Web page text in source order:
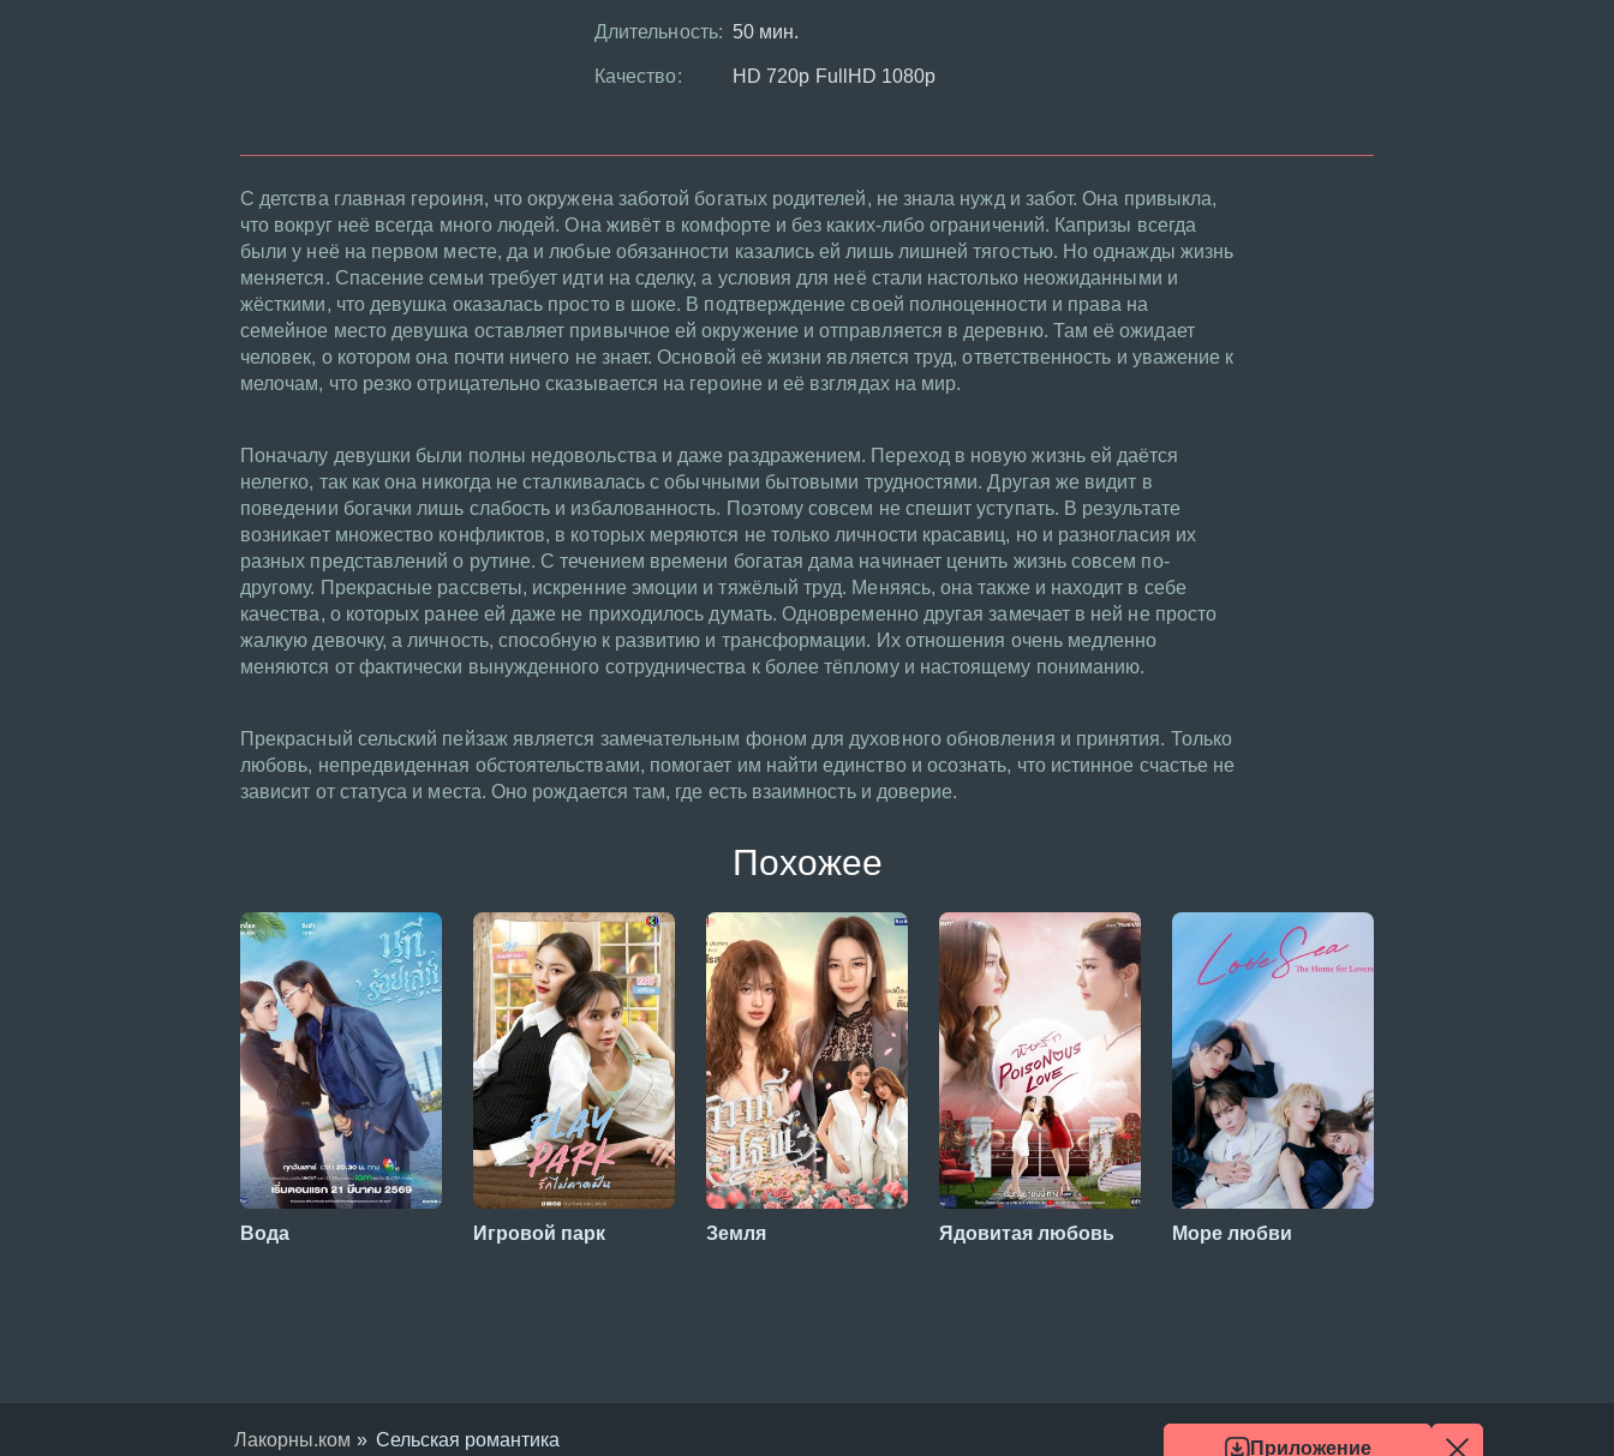
Длительность: 50 мин.
Качество: HD 720p FullHD 1080p
С детства главная героиня, что окружена заботой богатых родителей, не знала нужд и забот. Она привыкла,
что вокруг неё всегда много людей. Она живёт в комфорте и без каких-либо ограничений. Капризы всегда
были у неё на первом месте, да и любые обязанности казались ей лишь лишней тягостью. Но однажды жизнь
меняется. Спасение семьи требует идти на сделку, а условия для неё стали настолько неожиданными и
жёсткими, что девушка оказалась просто в шоке. В подтверждение своей полноценности и права на
семейное место девушка оставляет привычное ей окружение и отправляется в деревню. Там её ожидает
человек, о котором она почти ничего не знает. Основой её жизни является труд, ответственность и уважение к
мелочам, что резко отрицательно сказывается на героине и её взглядах на мир.
Поначалу девушки были полны недовольства и даже раздражением. Переход в новую жизнь ей даётся
нелегко, так как она никогда не сталкивалась с обычными бытовыми трудностями. Другая же видит в
поведении богачки лишь слабость и избалованность. Поэтому совсем не спешит уступать. В результате
возникает множество конфликтов, в которых меряются не только личности красавиц, но и разногласия их
разных представлений о рутине. С течением времени богатая дама начинает ценить жизнь совсем по-
другому. Прекрасные рассветы, искренние эмоции и тяжёлый труд. Меняясь, она также и находит в себе
качества, о которых ранее ей даже не приходилось думать. Одновременно другая замечает в ней не просто
жалкую девочку, а личность, способную к развитию и трансформации. Их отношения очень медленно
меняются от фактически вынужденного сотрудничества к более тёплому и настоящему пониманию.
Прекрасный сельский пейзаж является замечательным фоном для духовного обновления и принятия. Только
любовь, непредвиденная обстоятельствами, помогает им найти единство и осознать, что истинное счастье не
зависит от статуса и места. Оно рождается там, где есть взаимность и доверие.
Похожее
Вода Игровой парк Земля Ядовитая любовь Море любви
Лакорны.ком Сельская романтика Приложение